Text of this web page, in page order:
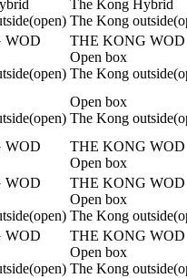
The Kong Hybrid
The Kong
WOD
THE KONG WOD
Open box
The Kong
Open box
The Kong
WOD
THE KONG WOD
Open box
WOD
THE KONG WOD
Open box
The Kong
WOD
THE KONG WOD
Open box
The Kong